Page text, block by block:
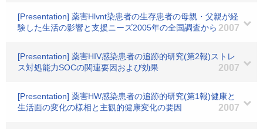
[Presentation] 薬害Hlvnt染患者の生存患者の母親・父親が経
験した生活の影響と支援ニーズ2005年の全国調査から 2007
[Presentation] 薬害HIV感染患者の追跡的研究(第2報)ストレ
ス対処能力SOCの関連要因および効果
2007
[Presentation] 薬害HW感染患者の追跡的研究(第1報)健康と
生活面の変化の様相と主観的健康変化の要因
2007